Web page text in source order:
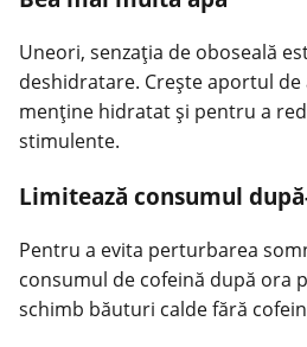
Uneori, senzația de oboseală
deshidratare. Crește aportul
menține hidratat și pentru a
stimulente.
Limitează consumul
Pentru a evita perturbarea
consumul de cofeină după ora
schimb băuturi calde fără